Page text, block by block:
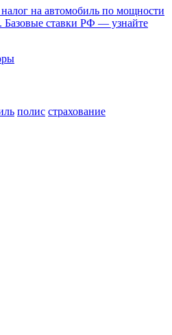
на автомобиль по мощности
Базовые ставки РФ — узнайте
полис страхование